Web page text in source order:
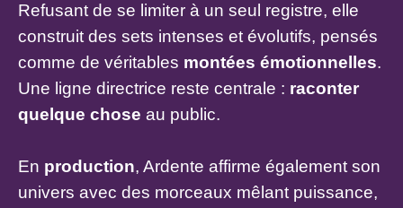
Refusant de se limiter à un seul registre, elle
construit des sets intenses et évolutifs, pensés
comme de véritables montées émotionnelles.
Une ligne directrice reste centrale : raconter
quelque chose au public.
En production, Ardente affirme également son
univers avec des morceaux mêlant puissance,